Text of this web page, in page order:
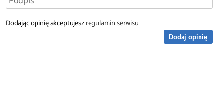
Dodając opinię akceptujesz regulamin serwisu
Dodaj opinię